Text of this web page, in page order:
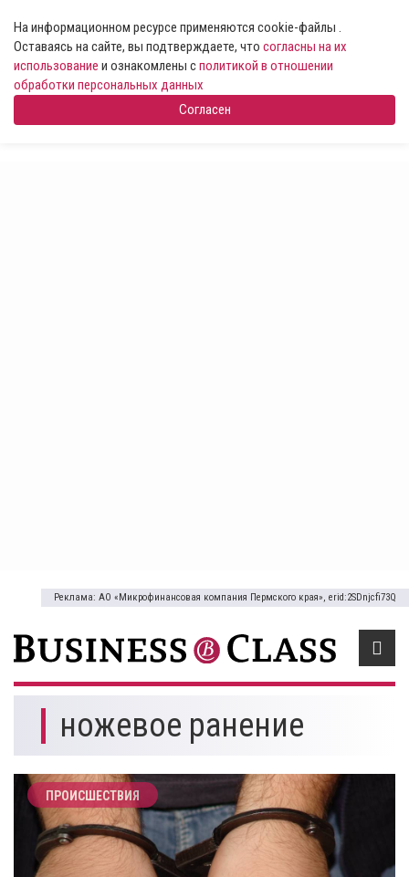
На информационном ресурсе применяются cookie-файлы .
Оставаясь на сайте, вы подтверждаете, что согласны на их
использование и ознакомлены сполитикой в отношении
обработки персональных данных
Согласен
Реклама: АО «Микрофинансовая компания Пермского края», erid:2SDnjcfi73Q
ножевое ранение
ПРОИСШЕСТВИЯ